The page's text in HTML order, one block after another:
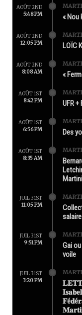
AOÛT 2ND
5:48 PM
« Nou
AOÛT 2ND
12:05 PM
LOÏC
AOÛT 2ND
8:08 AM
«
AOÛT 1ST
8:42 PM
UFR +
AOÛT 1ST
6:56 PM
Des
AOÛT 1ST
8:35 AM
JUIL 31ST
11:05 PM
JUIL 31ST
9:51 PM
Gai
voile
JUIL 31ST
3:20 PM